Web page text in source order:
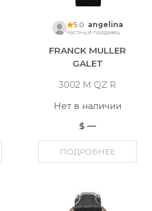
5.0 angelina
Частный продавец
FRANCK MULLER
GALET
3002 M QZ R
Нет в наличии
$ —
ПОДРОБНЕЕ